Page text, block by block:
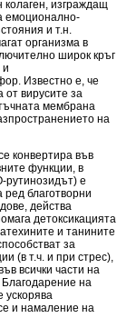
колаген, изграждащ
емоционално-
и т.н.
организма в
широк кръг
и
Известно е, че
от вирусите за
мембрана
на
конвертира във
функции, в
рутинозидът) е
ред благотворни
действа
детоксикацията
и танините
за
(в т.ч. и при стрес),
всички части на
на
ускорява
и намаление на